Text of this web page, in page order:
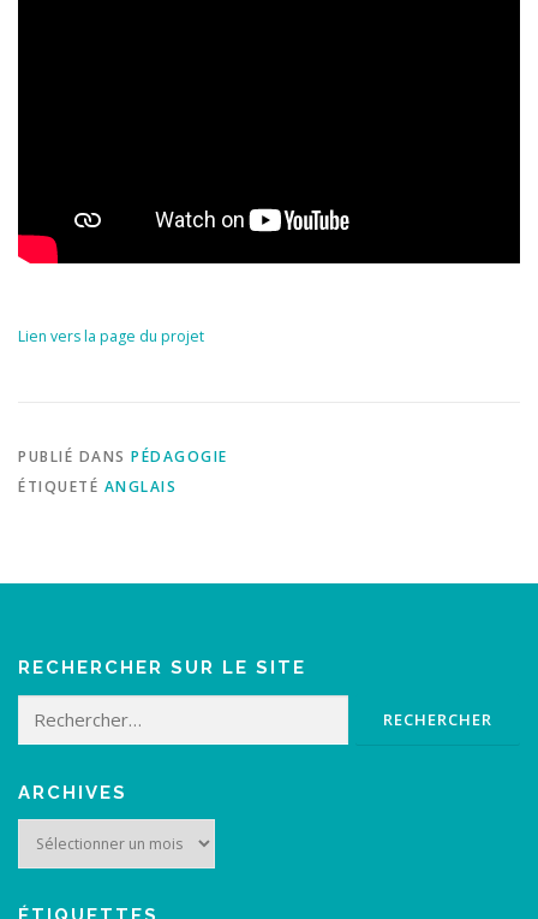
Lien vers la page du projet
PUBLIÉ DANS PÉDAGOGIE
ÉTIQUETÉ ANGLAIS
RECHERCHER SUR LE SITE
Rechercher :
ARCHIVES